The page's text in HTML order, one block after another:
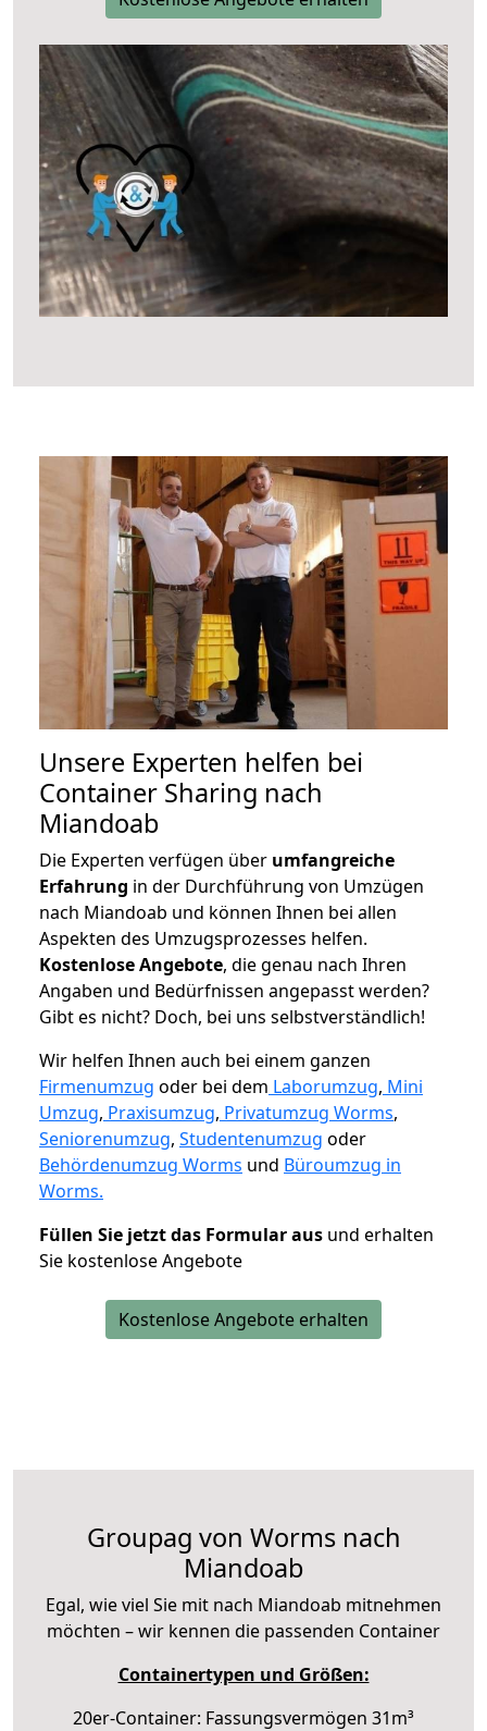
Unsere Experten helfen bei
Container Sharing nach
Miandoab
Die Experten verfügen über umfangreiche
Erfahrung in der Durchführung von Umzügen
nach Miandoab und können Ihnen bei allen
Aspekten des Umzugsprozesses helfen.
Kostenlose Angebote, die genau nach Ihren
Angaben und Bedürfnissen angepasst werden?
Gibt es nicht? Doch, bei uns selbstverständlich!
Wir helfen Ihnen auch bei einem ganzen
Firmenumzug oder bei dem Laborumzug, Mini
Umzug, Praxisumzug, Privatumzug Worms,
Seniorenumzug, Studentenumzug oder
Behördenumzug Worms und Büroumzug in
Worms.
Füllen Sie jetzt das Formular aus und erhalten
Sie kostenlose Angebote
Kostenlose Angebote erhalten
Groupag von Worms nach
Miandoab
Egal, wie viel Sie mit nach Miandoab mitnehmen
möchten – wir kennen die passenden Container
Containertypen und Größen:
20er-Container: Fassungsvermögen 31m³